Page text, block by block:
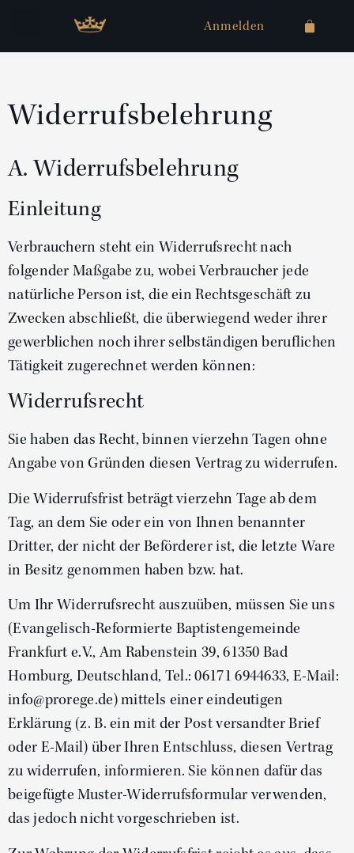
Anmelden
Widerrufsbelehrung
A. Widerrufsbelehrung
Einleitung
Verbrauchern steht ein Widerrufsrecht nach
folgender Maßgabe zu, wobei Verbraucher jede
natürliche Person ist, die ein Rechtsgeschäft zu
Zwecken abschließt, die überwiegend weder ihrer
gewerblichen noch ihrer selbständigen beruflichen
Tätigkeit zugerechnet werden können:
Widerrufsrecht
Sie haben das Recht, binnen vierzehn Tagen ohne
Angabe von Gründen diesen Vertrag zu widerrufen.
Die Widerrufsfrist beträgt vierzehn Tage ab dem
Tag, an dem Sie oder ein von Ihnen benannter
Dritter, der nicht der Beförderer ist, die letzte Ware
in Besitz genommen haben bzw. hat.
Um Ihr Widerrufsrecht auszuüben, müssen Sie uns
(Evangelisch-Reformierte Baptistengemeinde
Frankfurt e.V., Am Rabenstein 39, 61350 Bad
Homburg, Deutschland, Tel.: 06171 6944633, E-Mail:
info@prorege.de) mittels einer eindeutigen
Erklärung (z. B. ein mit der Post versandter Brief
oder E-Mail) über Ihren Entschluss, diesen Vertrag
zu widerrufen, informieren. Sie können dafür das
beigefügte Muster-Widerrufsformular verwenden,
das jedoch nicht vorgeschrieben ist.